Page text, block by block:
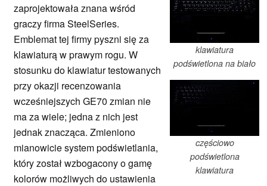
klawiatura
podświetlona na biało
częściowo
podświetlona
klawiatura
zaprojektowała znana wśród
graczy firma SteelSeries.
Emblemat tej firmy pyszni się za
klawiaturą w prawym rogu. W
stosunku do klawiatur testowanych
przy okazji recenzowania
wcześniejszych GE70 zmian nie
ma za wiele; jedna z nich jest
jednak znacząca. Zmieniono
mianowicie system podświetlania,
który został wzbogacony o gamę
kolorów możliwych do ustawienia